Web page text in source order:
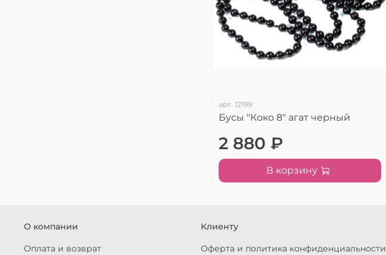
арт. 12199
Бусы "Коко 8" агат черный
2 880 ₽
В корзину
О компании
Оплата и возврат
Клиенту
Оферта и политика конфиденциальности